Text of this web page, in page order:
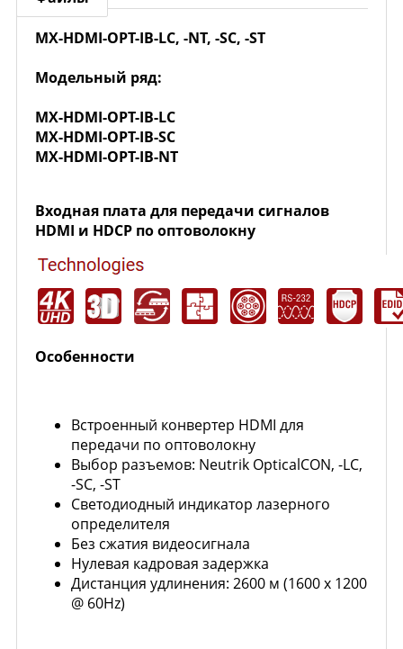
MX-HDMI-OPT-IB-LC, -NT, -SC, -ST
Модельный ряд:
MX-HDMI-OPT-IB-LC
MX-HDMI-OPT-IB-SC
MX-HDMI-OPT-IB-NT
Входная плата для передачи сигналов
HDMI и HDCP по оптоволокну
Особенности
Встроенный конвертер HDMI для
передачи по оптоволокну
Выбор разъемов: Neutrik OpticalCON, -LC,
-SC, -ST
Светодиодный индикатор лазерного
определителя
Без сжатия видеосигнала
Нулевая кадровая задержка
Дистанция удлинения: 2600 м (1600 x 1200
@ 60Hz)